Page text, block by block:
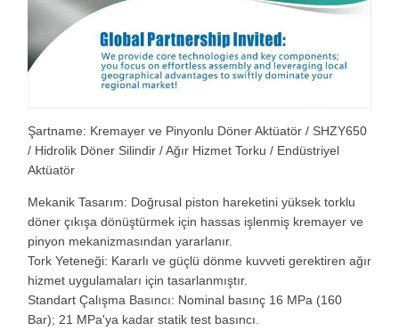
Şartname: Kremayer ve Pinyonlu Döner Aktüatör / SHZY650
/ Hidrolik Döner Silindir / Ağır Hizmet Torku / Endüstriyel
Aktüatör
Mekanik Tasarım: Doğrusal piston hareketini yüksek torklu
döner çıkışa dönüştürmek için hassas işlenmiş kremayer ve
pinyon mekanizmasından yararlanır.
Tork Yeteneği: Kararlı ve güçlü dönme kuvveti gerektiren ağır
hizmet uygulamaları için tasarlanmıştır.
Standart Çalışma Basıncı: Nominal basınç 16 MPa (160
Bar); 21 MPa'ya kadar statik test basıncı.